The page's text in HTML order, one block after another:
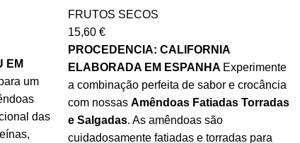
EM
um
das
FRUTOS SECOS
15,60 €
PROCEDENCIA: CALIFORNIA
ELABORADA EM ESPANHA Experimente
a combinação perfeita de sabor e crocância
com nossas Amêndoas Fatiadas Torradas
e Salgadas. As amêndoas são
cuidadosamente fatiadas e torradas para